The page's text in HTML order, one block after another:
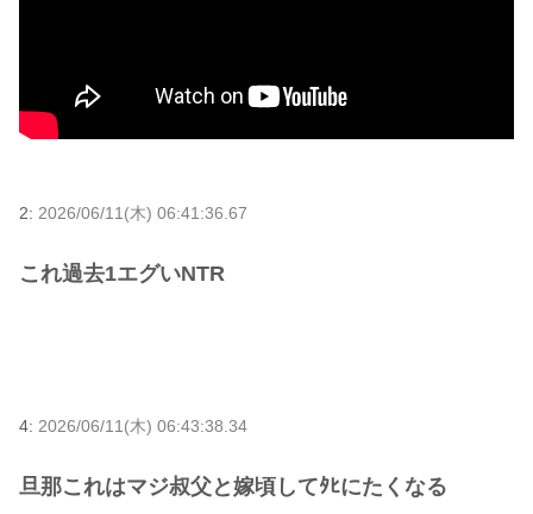
2: 2026/06/11(木) 06:41:36.67
これ過去1エグいNTR
4: 2026/06/11(木) 06:43:38.34
旦那これはマジ叔父と嫁頃してﾀﾋにたくなる